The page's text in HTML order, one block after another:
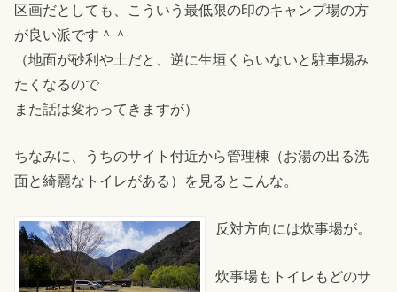
区画だとしても、こういう最低限の印のキャンプ場の方
が良い派です＾＾
（地面が砂利や土だと、逆に生垣くらいないと駐車場み
たくなるので
また話は変わってきますが）
ちなみに、うちのサイト付近から管理棟（お湯の出る洗
面と綺麗なトイレがある）を見るとこんな。
反対方向には炊事場が。
炊事場もトイレもどのサ